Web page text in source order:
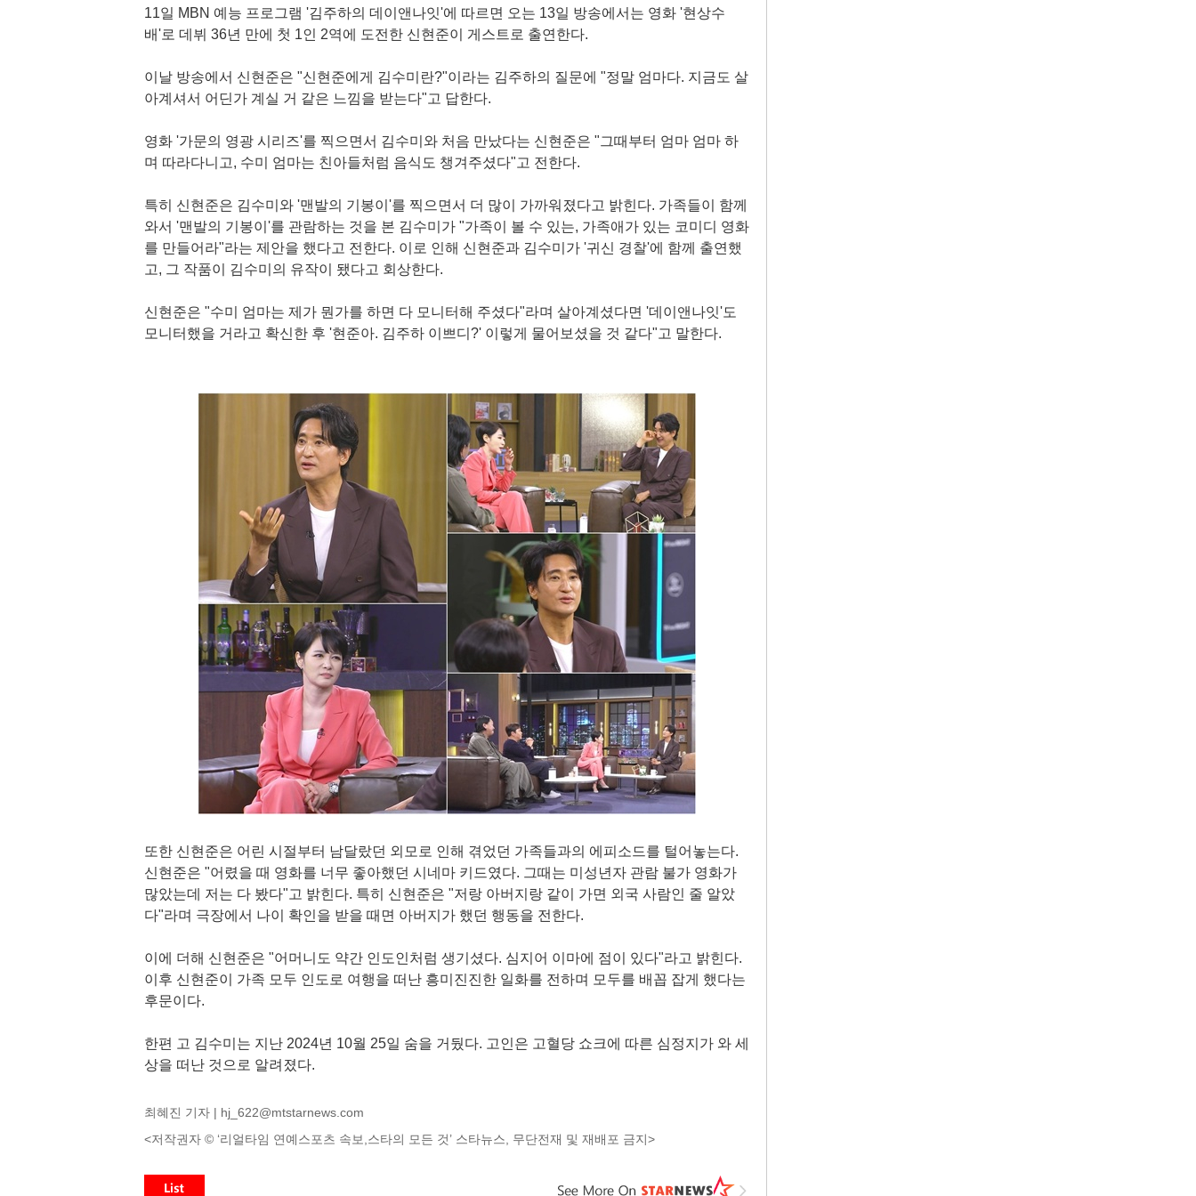
11일 MBN 예능 프로그램 '김주하의 데이앤나잇'에 따르면 오는 13일 방송에서는 영화 '현상수
배'로 데뷔 36년 만에 첫 1인 2역에 도전한 신현준이 게스트로 출연한다.
이날 방송에서 신현준은 "신현준에게 김수미란?"이라는 김주하의 질문에 "정말 엄마다. 지금도 살
아계셔서 어딘가 계실 거 같은 느낌을 받는다"고 답한다.
영화 '가문의 영광 시리즈'를 찍으면서 김수미와 처음 만났다는 신현준은 "그때부터 엄마 엄마 하
며 따라다니고, 수미 엄마는 친아들처럼 음식도 챙겨주셨다"고 전한다.
특히 신현준은 김수미와 '맨발의 기봉이'를 찍으면서 더 많이 가까워졌다고 밝힌다. 가족들이 함께
와서 '맨발의 기봉이'를 관람하는 것을 본 김수미가 "가족이 볼 수 있는, 가족애가 있는 코미디 영화
를 만들어라"라는 제안을 했다고 전한다. 이로 인해 신현준과 김수미가 '귀신 경찰'에 함께 출연했
고, 그 작품이 김수미의 유작이 됐다고 회상한다.
신현준은 "수미 엄마는 제가 뭔가를 하면 다 모니터해 주셨다"라며 살아계셨다면 '데이앤나잇'도
모니터했을 거라고 확신한 후 '현준아. 김주하 이쁘디?' 이렇게 물어보셨을 것 같다"고 말한다.
또한 신현준은 어린 시절부터 남달랐던 외모로 인해 겪었던 가족들과의 에피소드를 털어놓는다.
신현준은 "어렸을 때 영화를 너무 좋아했던 시네마 키드였다. 그때는 미성년자 관람 불가 영화가
많았는데 저는 다 봤다"고 밝힌다. 특히 신현준은 "저랑 아버지랑 같이 가면 외국 사람인 줄 알았
다"라며 극장에서 나이 확인을 받을 때면 아버지가 했던 행동을 전한다.
이에 더해 신현준은 "어머니도 약간 인도인처럼 생기셨다. 심지어 이마에 점이 있다"라고 밝힌다.
이후 신현준이 가족 모두 인도로 여행을 떠난 흥미진진한 일화를 전하며 모두를 배꼽 잡게 했다는
후문이다.
한편 고 김수미는 지난 2024년 10월 25일 숨을 거뒀다. 고인은 고혈당 쇼크에 따른 심정지가 와 세
상을 떠난 것으로 알려졌다.
최혜진 기자 | hj_622@mtstarnews.com
<저작권자 © ‘리얼타임 연예스포츠 속보,스타의 모든 것’ 스타뉴스, 무단전재 및 재배포 금지>